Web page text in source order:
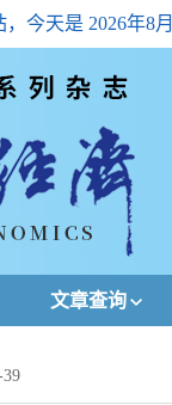
，今天是 2026年8
文章查询